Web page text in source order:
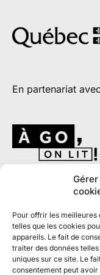
Pour offrir les meilleures
telles que les cookies
appareils. Le fait de
traiter des données
uniques sur ce site. Le
consentement peut
En partenariat